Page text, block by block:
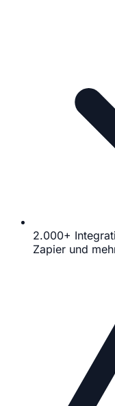
2.000+
Zapier und